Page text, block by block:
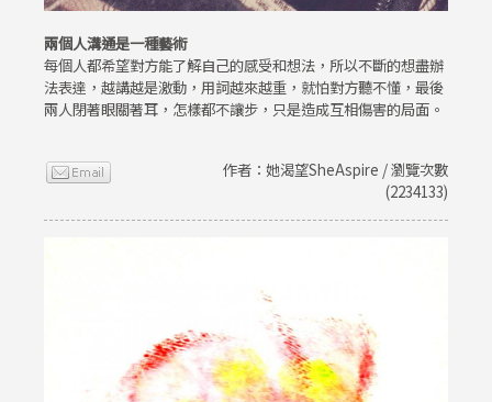
兩個人溝通是一種藝術
每個人都希望對方能了解自己的感受和想法，所以不斷的想盡辦
法表達，越講越是激動，用詞越來越重，就怕對方聽不懂，最後
兩人閉著眼關著耳，怎樣都不讓步，只是造成互相傷害的局面。
作者：她渴望SheAspire / 瀏覽次數
(2234133)